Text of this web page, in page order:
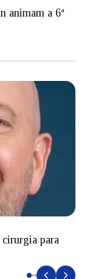
animam a 6ª
cirurgia para